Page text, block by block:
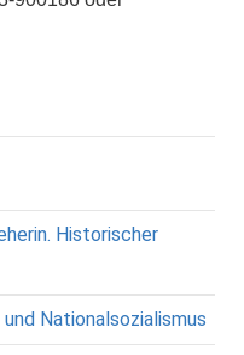
Historischer
Nationalsozialismus